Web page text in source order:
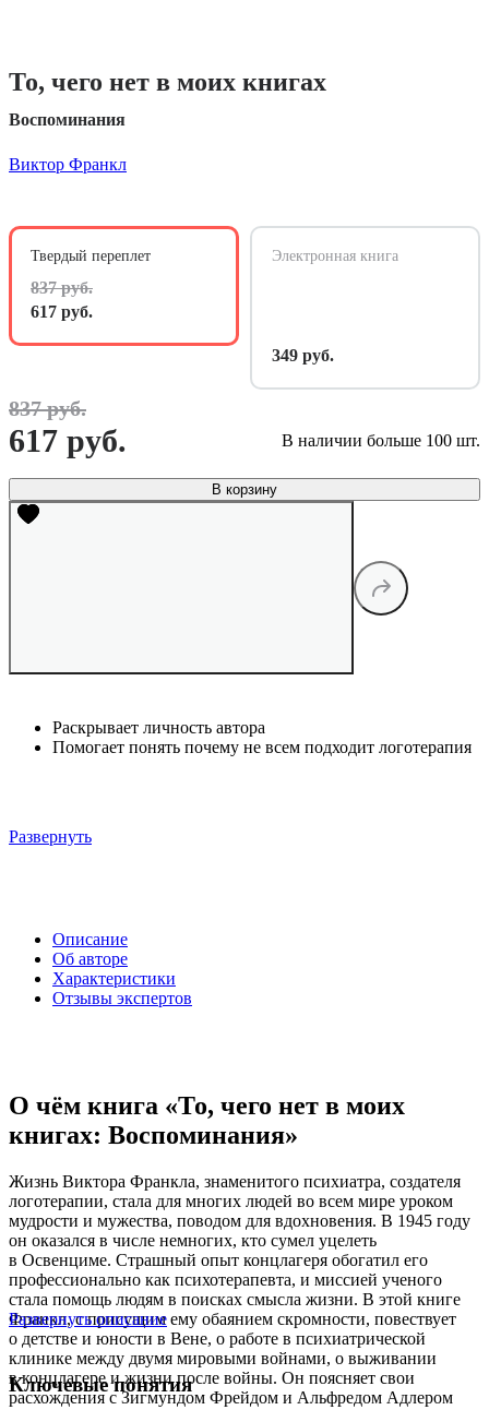
То, чего нет в моих книгах
Воспоминания
Виктор Франкл
Твердый переплет
837 руб.
617 руб.
Электронная книга
349 руб.
837 руб.
617 руб. В наличии больше 100 шт.
В корзину
Раскрывает личность автора
Помогает понять почему не всем подходит логотерапия
Развернуть
Описание
Об авторе
Характеристики
Отзывы экспертов
О чём книга «То, чего нет в моих
книгах: Воспоминания»
Жизнь Виктора Франкла, знаменитого психиатра, создателя
логотерапии, стала для многих людей во всем мире уроком
мудрости и мужества, поводом для вдохновения. В 1945 году
он оказался в числе немногих, кто сумел уцелеть
в Освенциме. Страшный опыт концлагеря обогатил его
профессионально как психотерапевта, и миссией ученого
стала помощь людям в поисках смысла жизни. В этой книге
Франкл, с присущим ему обаянием скромности, повествует
о детстве и юности в Вене, о работе в психиатрической
клинике между двумя мировыми войнами, о выживании
в концлагере и жизни после войны. Он поясняет свои
расхождения с Зигмундом Фрейдом и Альфредом Адлером
Развернуть описание
Ключевые понятия